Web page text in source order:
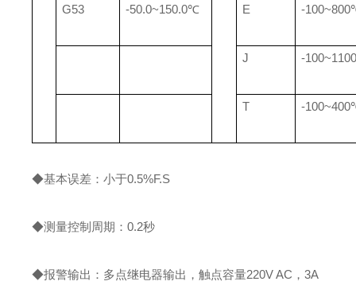
G53 -50.0~150.0℃ E -
J -
T -
◆基本误差：小于0.5%F.S
◆测量控制周期：0.2秒
◆报警输出：多点继电器输出，触点容量220V AC，3A